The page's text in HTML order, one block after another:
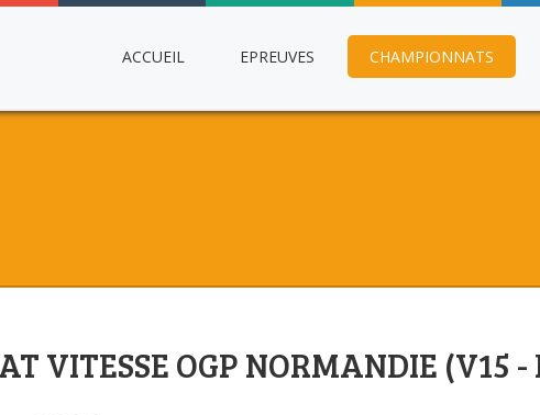
ACCUEIL EPREUVES CHAMPIONNATS
OGP NORMANDIE (V15 -